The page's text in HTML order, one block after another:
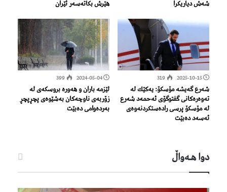
شه‌ش دیاریكرا هێرش بکاتەسەر ئێران
2025-10-15
319
شەرع گەیشە مۆسكۆ: یەكێك لە
تەوەرەكانی گفتوگۆی ئەحمەد شەرع
لە مۆسكۆ پرسی رادەستكردنەوەی
ئەسەد دەبێت
2024-05-04
399
لێزمە باران و هەورە بروسکەی لە
زۆربەی ناوچەکان بەشێوەی پچڕپچڕ
بەردەوامی دەبێت
دوا هـه‌واڵ